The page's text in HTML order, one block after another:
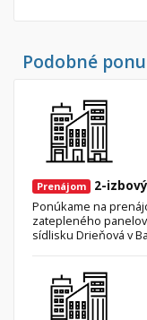
Podobné
Prenájom 2-
Ponúkame na
zatepleného
sídlisku Drieňová v